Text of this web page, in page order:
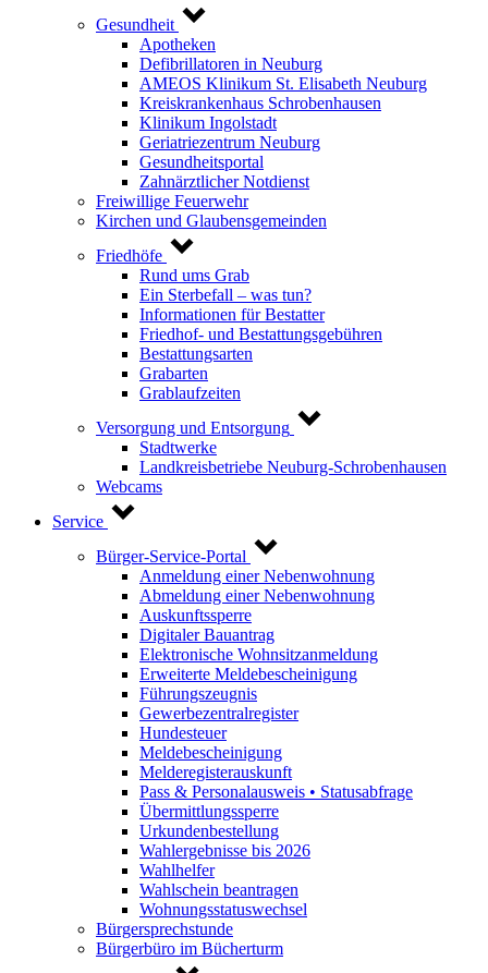
Gesundheit
Apotheken
Defibrillatoren in Neuburg
AMEOS Klinikum St. Elisabeth Neuburg
Kreiskrankenhaus Schrobenhausen
Klinikum Ingolstadt
Geriatriezentrum Neuburg
Gesundheitsportal
Zahnärztlicher Notdienst
Freiwillige Feuerwehr
Kirchen und Glaubensgemeinden
Friedhöfe
Rund ums Grab
Ein Sterbefall – was tun?
Informationen für Bestatter
Friedhof- und Bestattungsgebühren
Bestattungsarten
Grabarten
Grablaufzeiten
Versorgung und Entsorgung
Stadtwerke
Landkreisbetriebe Neuburg-Schrobenhausen
Webcams
Service
Bürger-Service-Portal
Anmeldung einer Nebenwohnung
Abmeldung einer Nebenwohnung
Auskunftssperre
Digitaler Bauantrag
Elektronische Wohnsitzanmeldung
Erweiterte Meldebescheinigung
Führungszeugnis
Gewerbezentralregister
Hundesteuer
Meldebescheinigung
Melderegisterauskunft
Pass & Personalausweis • Statusabfrage
Übermittlungssperre
Urkundenbestellung
Wahlergebnisse bis 2026
Wahlhelfer
Wahlschein beantragen
Wohnungsstatuswechsel
Bürgersprechstunde
Bürgerbüro im Bücherturm